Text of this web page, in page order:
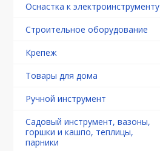
Оснастка к электроинструменту
Строительное оборудование
Крепеж
Товары для дома
Ручной инструмент
Садовый инструмент, вазоны,
горшки и кашпо, теплицы,
парники